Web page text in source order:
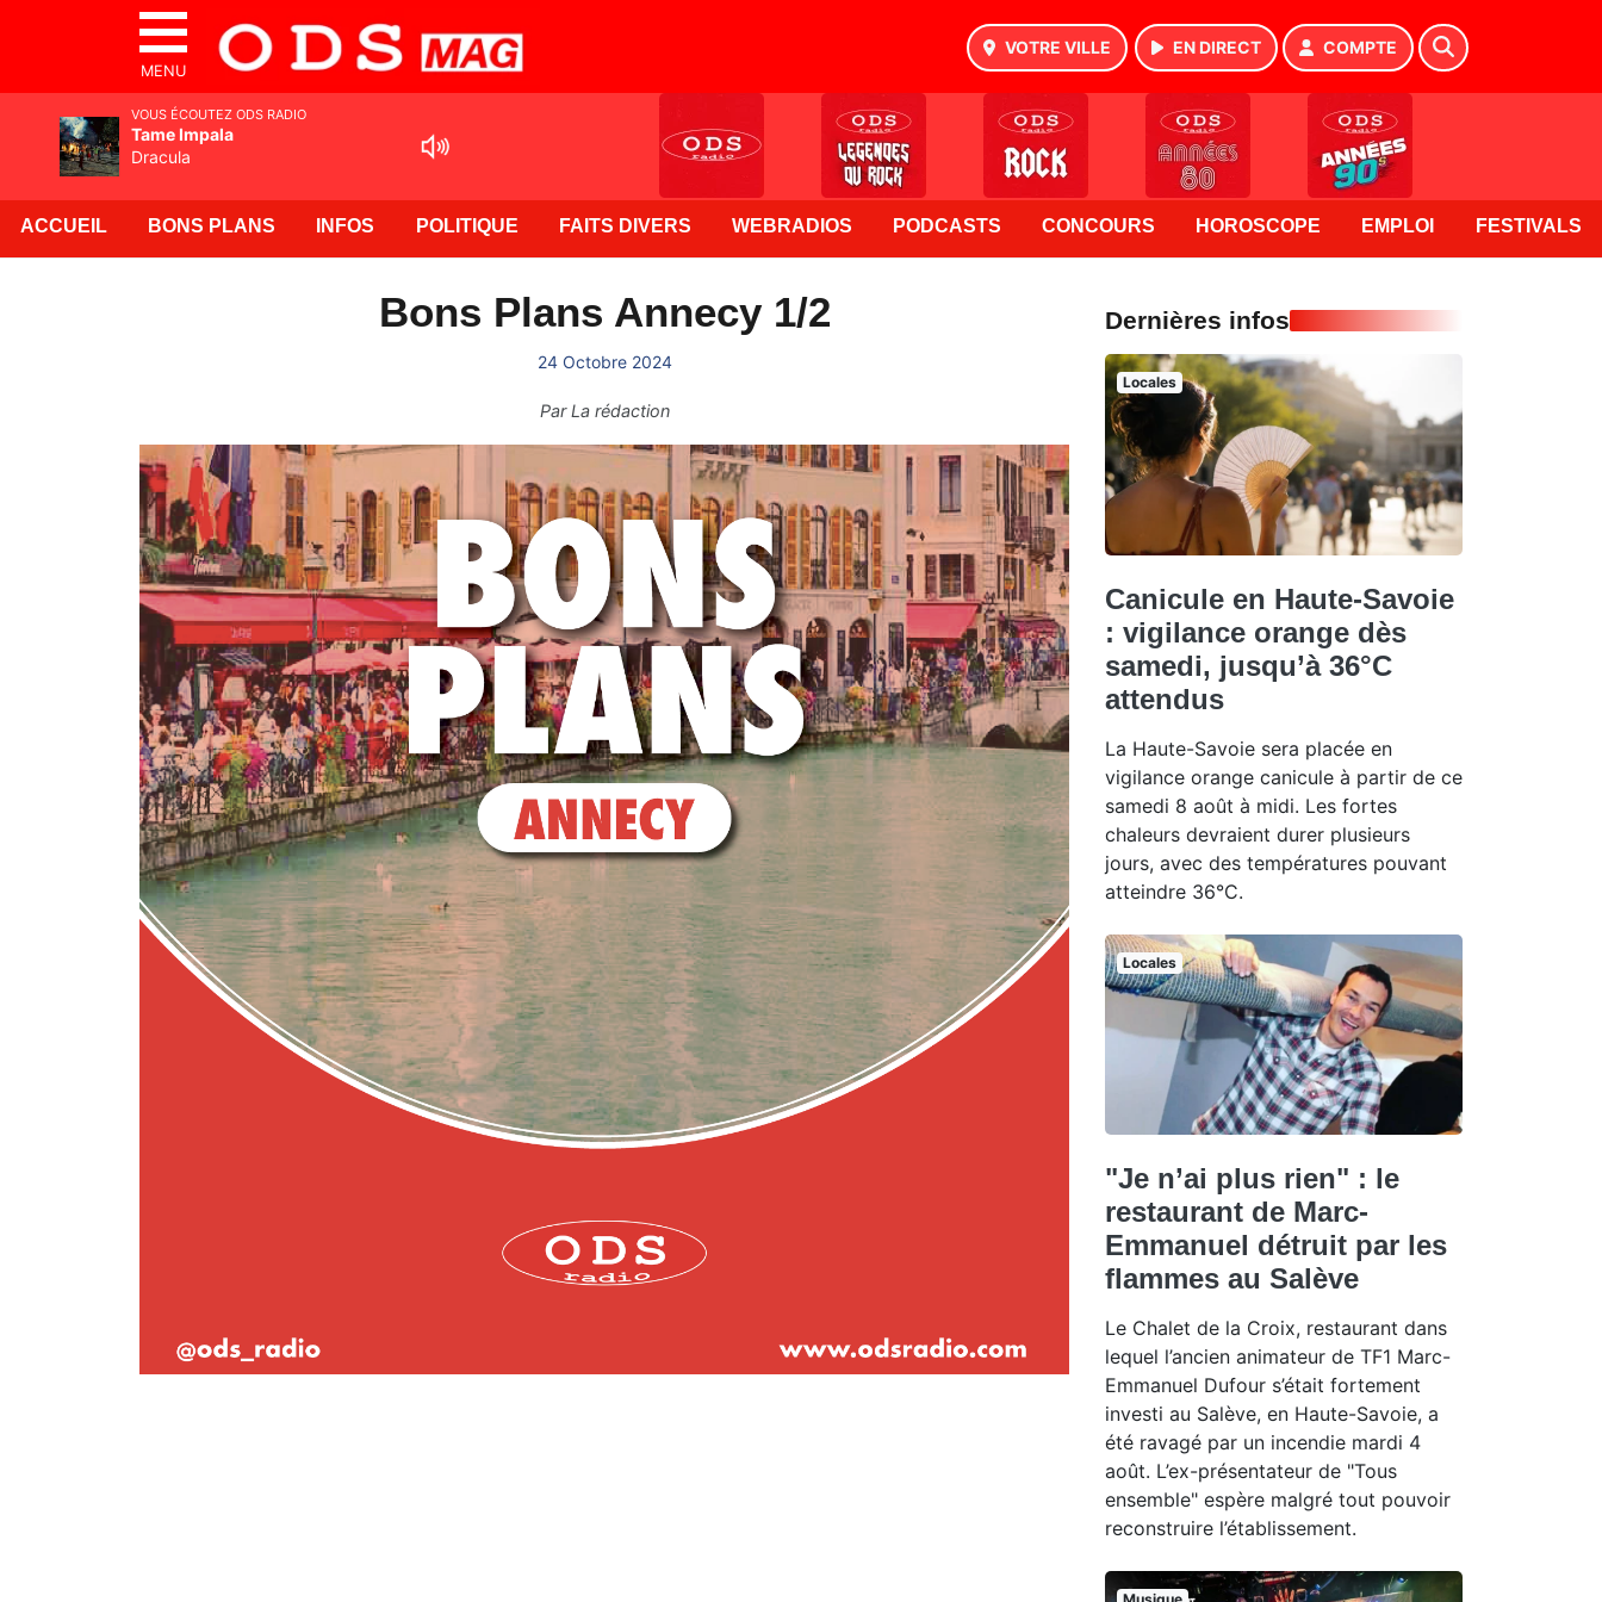
MENU
VOTRE VILLE EN DIRECT COMPTE
ACCUEIL BONS PLANS INFOS POLITIQUE FAITS DIVERS WEBRADIOS PODCASTS CONCOURS HOROSCOPE EMPLOI FESTIVALS
Bons Plans Annecy 1/2
24 Octobre 2024
ParLa rédaction
Dernières infos
Locales
Canicule en Haute-Savoie
: vigilance orange dès
samedi, jusqu’à 36°C
attendus
La Haute-Savoie sera placée en
vigilance orange canicule à partir de ce
samedi 8 août à midi. Les fortes
chaleurs devraient durer plusieurs
jours, avec des températures pouvant
atteindre 36°C.
Locales
"Je n’ai plus rien" : le
restaurant de Marc-
Emmanuel détruit par les
flammes au Salève
Le Chalet de la Croix, restaurant dans
lequel l’ancien animateur de TF1 Marc-
Emmanuel Dufour s’était fortement
investi au Salève, en Haute-Savoie, a
été ravagé par un incendie mardi 4
août. L’ex-présentateur de "Tous
ensemble" espère malgré tout pouvoir
reconstruire l’établissement.
VOUS ÉCOUTEZ ODS RADIO
Tame Impala
Dracula